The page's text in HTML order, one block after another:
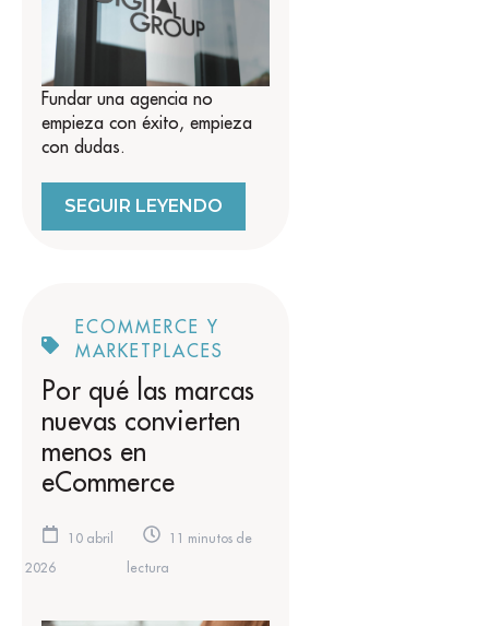
Fundar una agencia no
empieza con éxito, empieza
con dudas.
SEGUIR LEYENDO
ECOMMERCE Y
MARKETPLACES
Por qué las marcas
nuevas convierten
menos en
eCommerce
10 abril
2026
11 minutos de
lectura